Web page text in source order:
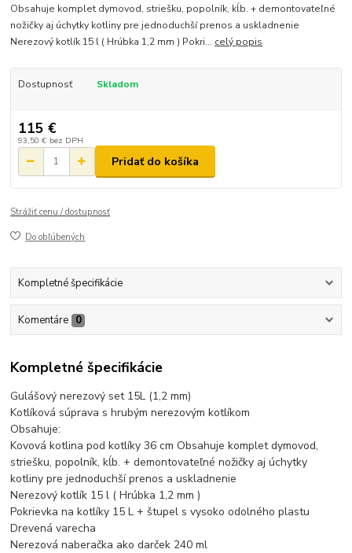
Obsahuje komplet dymovod, striešku, popolník, kĺb. + demontovateľné
nožičky aj úchytky kotliny pre jednoduchší prenos a uskladnenie
Nerezový kotlík 15 l ( Hrúbka 1,2 mm ) Pokri... celý popis
Dostupnosť Skladom
115 €
93,50 € bez DPH
Pridať do košíka
Strážiť cenu / dostupnosť
Do obľúbených
Kompletné špecifikácie
Komentáre 0
Kompletné špecifikácie
Gulášový nerezový set 15L (1,2 mm)
Kotlíková súprava s hrubým nerezovým kotlíkom
Obsahuje:
Kovová kotlina pod kotlíky 36 cm Obsahuje komplet dymovod,
striešku, popolník, kĺb. + demontovateľné nožičky aj úchytky
kotliny pre jednoduchší prenos a uskladnenie
Nerezový kotlík 15 l ( Hrúbka 1,2 mm )
Pokrievka na kotlíky 15 L + štupel s vysoko odolného plastu
Drevená varecha
Nerezová naberačka ako darček 240 ml